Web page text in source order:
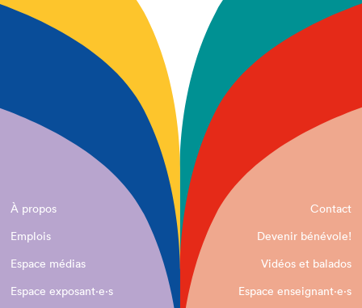
À propos
Contact
Emplois
Devenir bénévole!
Espace médias
Vidéos et balados
Espace exposant·e⋅s
Espace enseignant·e⋅s